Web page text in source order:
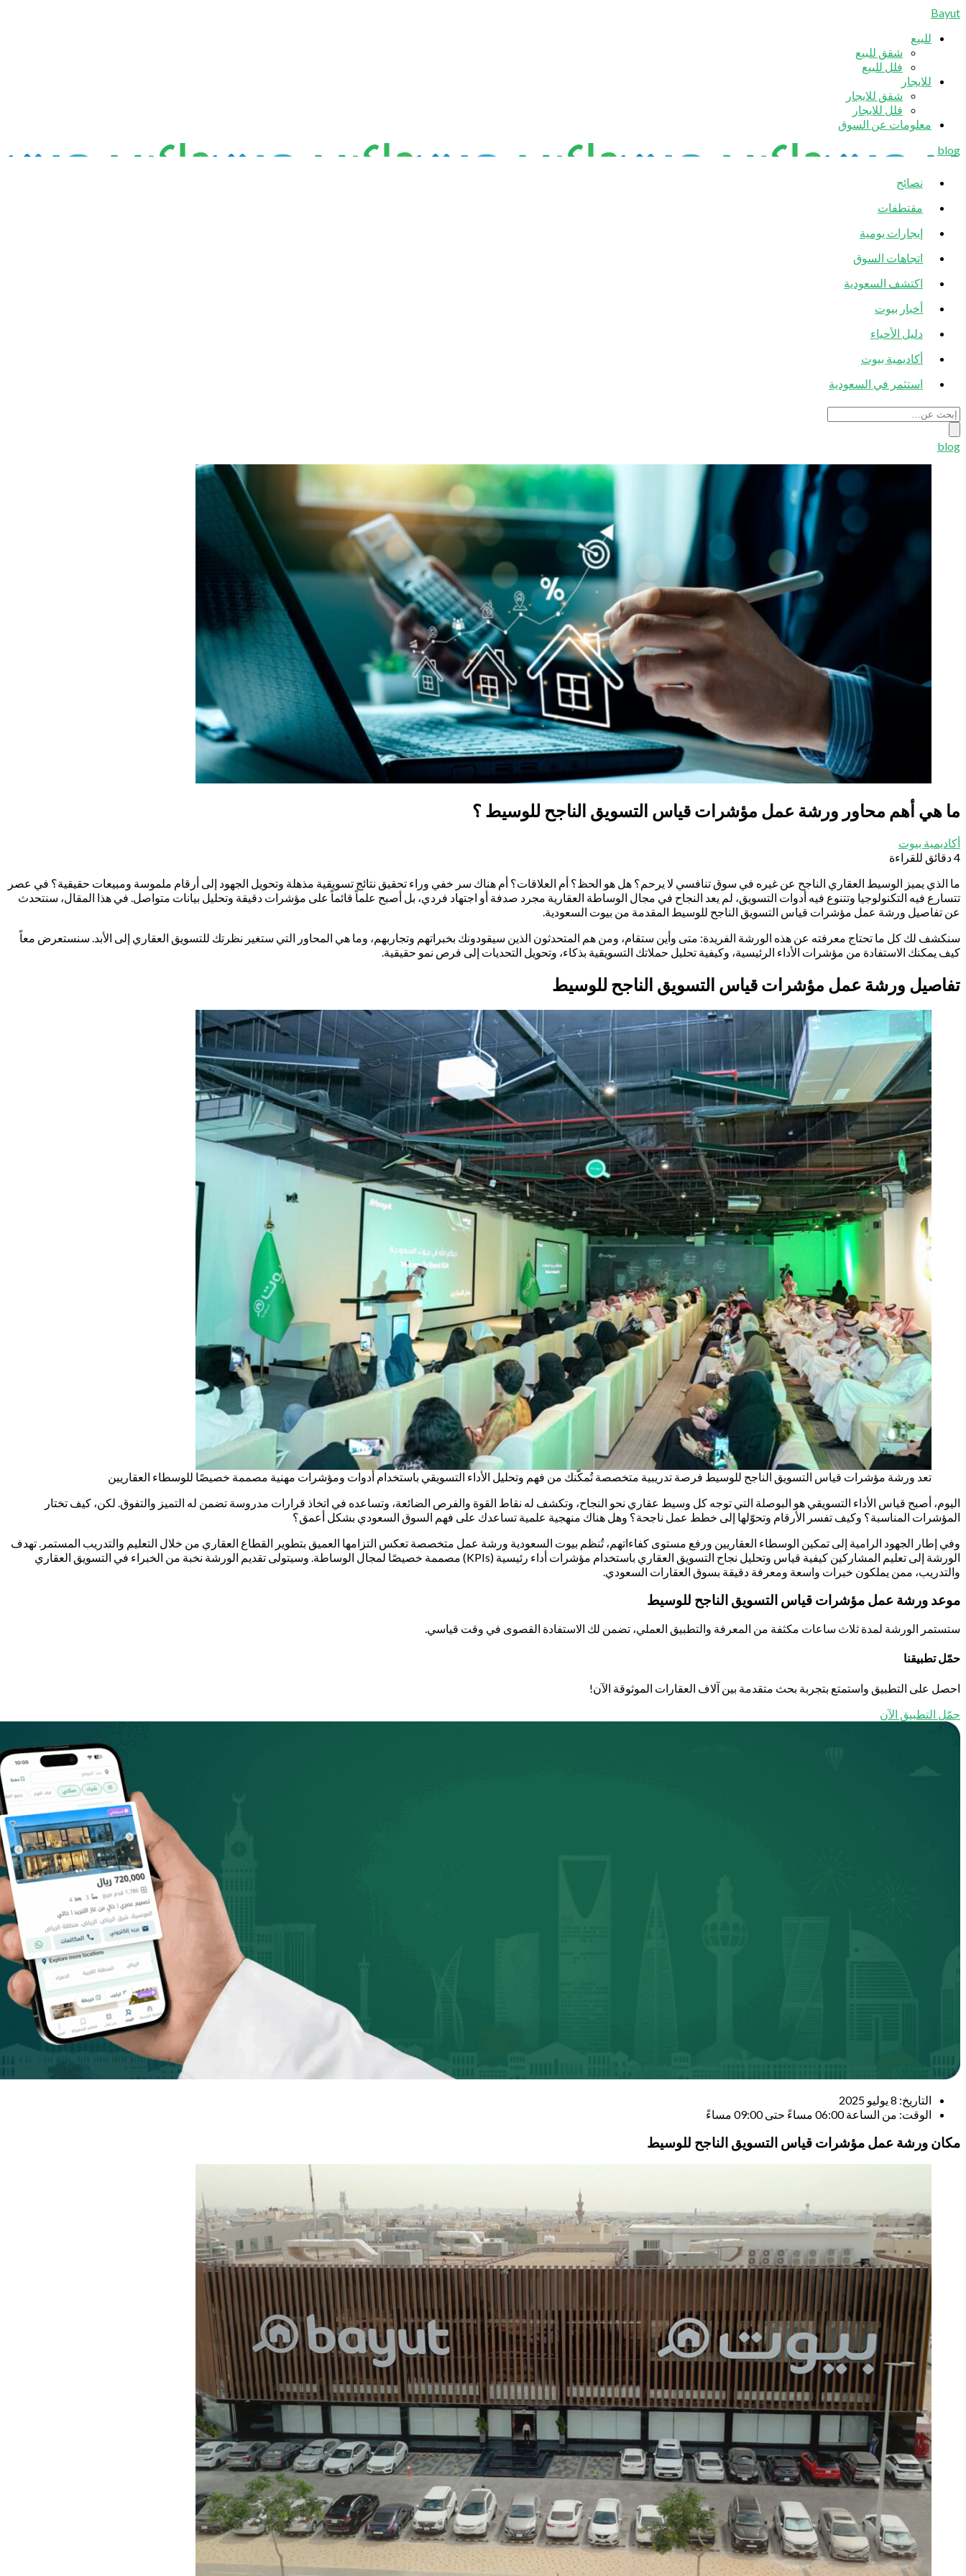
Bayut
للبيع
شقق للبيع
فلل للبيع
للايجار
شقق للايجار
فلل للايجار
معلومات عن السوق
blog
نصائح
مقتطفات
إيجارات يومية
اتجاهات السوق
اكتشف السعودية
أخبار بيوت
دليل الأحياء
أكاديمية بيوت
استثمر في السعودية
blog
ما هي أهم محاور ورشة عمل مؤشرات قياس التسويق الناجح للوسيط ؟
أكاديمية بيوت
4 دقائق للقراءة
ما الذي يميز الوسيط العقاري الناجح عن غيره في سوق تنافسي لا يرحم؟ هل هو الحظ؟ أم العلاقات؟ أم هناك سر خفي وراء تحقيق نتائج تسويقية مذهلة وتحويل الجهود إلى أرقام ملموسة ومبيعات حقيقية؟ في عصر
تتسارع فيه التكنولوجيا وتتنوع فيه أدوات التسويق، لم يعد النجاح في مجال الوساطة العقارية مجرد صدفة أو اجتهاد فردي، بل أصبح علماً قائماً على مؤشرات دقيقة وتحليل بيانات متواصل. في هذا المقال، سنتحدث
عن تفاصيل ورشة عمل مؤشرات قياس التسويق الناجح للوسيط المقدمة من بيوت السعودية.
سنكشف لك كل ما تحتاج معرفته عن هذه الورشة الفريدة: متى وأين ستقام، ومن هم المتحدثون الذين سيقودونك بخبراتهم وتجاربهم، وما هي المحاور التي ستغير نظرتك للتسويق العقاري إلى الأبد. سنستعرض معاً
كيف يمكنك الاستفادة من مؤشرات الأداء الرئيسية، وكيفية تحليل حملاتك التسويقية بذكاء، وتحويل التحديات إلى فرص نمو حقيقية.
تفاصيل ورشة عمل مؤشرات قياس التسويق الناجح للوسيط
تعد ورشة مؤشرات قياس التسويق الناجح للوسيط فرصة تدريبية متخصصة تُمكّنك من فهم وتحليل الأداء التسويقي باستخدام أدوات ومؤشرات مهنية مصممة خصيصًا للوسطاء العقاريين
اليوم، أصبح قياس الأداء التسويقي هو البوصلة التي توجه كل وسيط عقاري نحو النجاح، وتكشف له نقاط القوة والفرص الضائعة، وتساعده في اتخاذ قرارات مدروسة تضمن له التميز والتفوق. لكن، كيف تختار
المؤشرات المناسبة؟ وكيف تفسر الأرقام وتحوّلها إلى خطط عمل ناجحة؟ وهل هناك منهجية علمية تساعدك على فهم السوق السعودي بشكل أعمق؟
وفي إطار الجهود الرامية إلى تمكين الوسطاء العقاريين ورفع مستوى كفاءاتهم، تُنظم بيوت السعودية ورشة عمل متخصصة تعكس التزامها العميق بتطوير القطاع العقاري من خلال التعليم والتدريب المستمر. تهدف
الورشة إلى تعليم المشاركين كيفية قياس وتحليل نجاح التسويق العقاري باستخدام مؤشرات أداء رئيسية (KPIs) مصممة خصيصًا لمجال الوساطة. وسيتولى تقديم الورشة نخبة من الخبراء في التسويق العقاري
والتدريب، ممن يملكون خبرات واسعة ومعرفة دقيقة بسوق العقارات السعودي.
موعد ورشة عمل مؤشرات قياس التسويق الناجح للوسيط
ستستمر الورشة لمدة ثلاث ساعات مكثفة من المعرفة والتطبيق العملي، تضمن لك الاستفادة القصوى في وقت قياسي.
حمّل تطبيقنا
احصل على التطبيق واستمتع بتجربة بحث متقدمة بين آلاف العقارات الموثوقة الآن!
حمّل التطبيق الآن
التاريخ: 8 يوليو 2025
الوقت: من الساعة 06:00 مساءً حتى 09:00 مساءً
مكان ورشة عمل مؤشرات قياس التسويق الناجح للوسيط